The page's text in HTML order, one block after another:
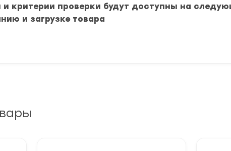
критерии проверки будут доступны на
и загрузке товара